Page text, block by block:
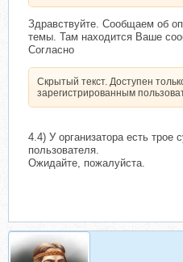
Здравствуйте. Сообщаем об
темы. Там находится Ваше
Согласно
Скрытый текст. Доступен
зарегистрированным
4.4) У организатора есть трое
пользователя.
Ожидайте, пожалуйста.